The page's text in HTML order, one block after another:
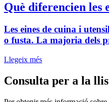
Què diferencien les
Les eines de cuina i
o fusta. La majoria dels
Llegeix més
Consulta per a la